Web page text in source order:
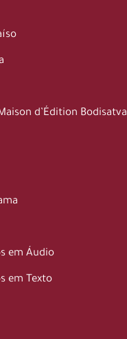
d’Édition Bodisatva
em Áudio
em Texto